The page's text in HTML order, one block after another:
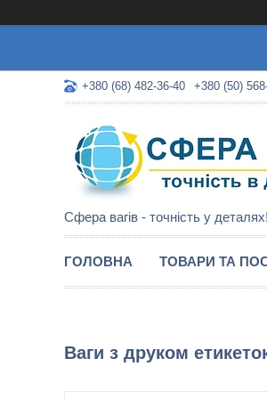
+380 (68) 482-36-40 +380 (50)
Сфера вагів - точність у деталях!
ГОЛОВНА ТОВАРИ ТА
Ваги з друком